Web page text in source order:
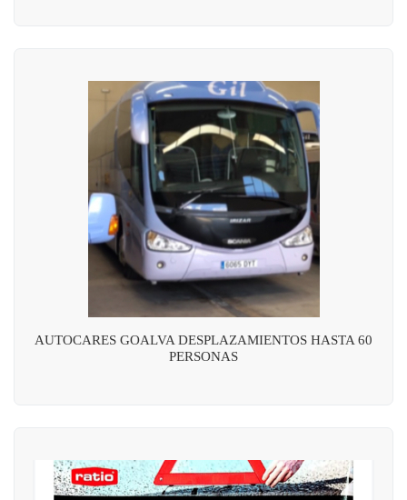
AUTOCARES GOALVA DESPLAZAMIENTOS HASTA 60
PERSONAS